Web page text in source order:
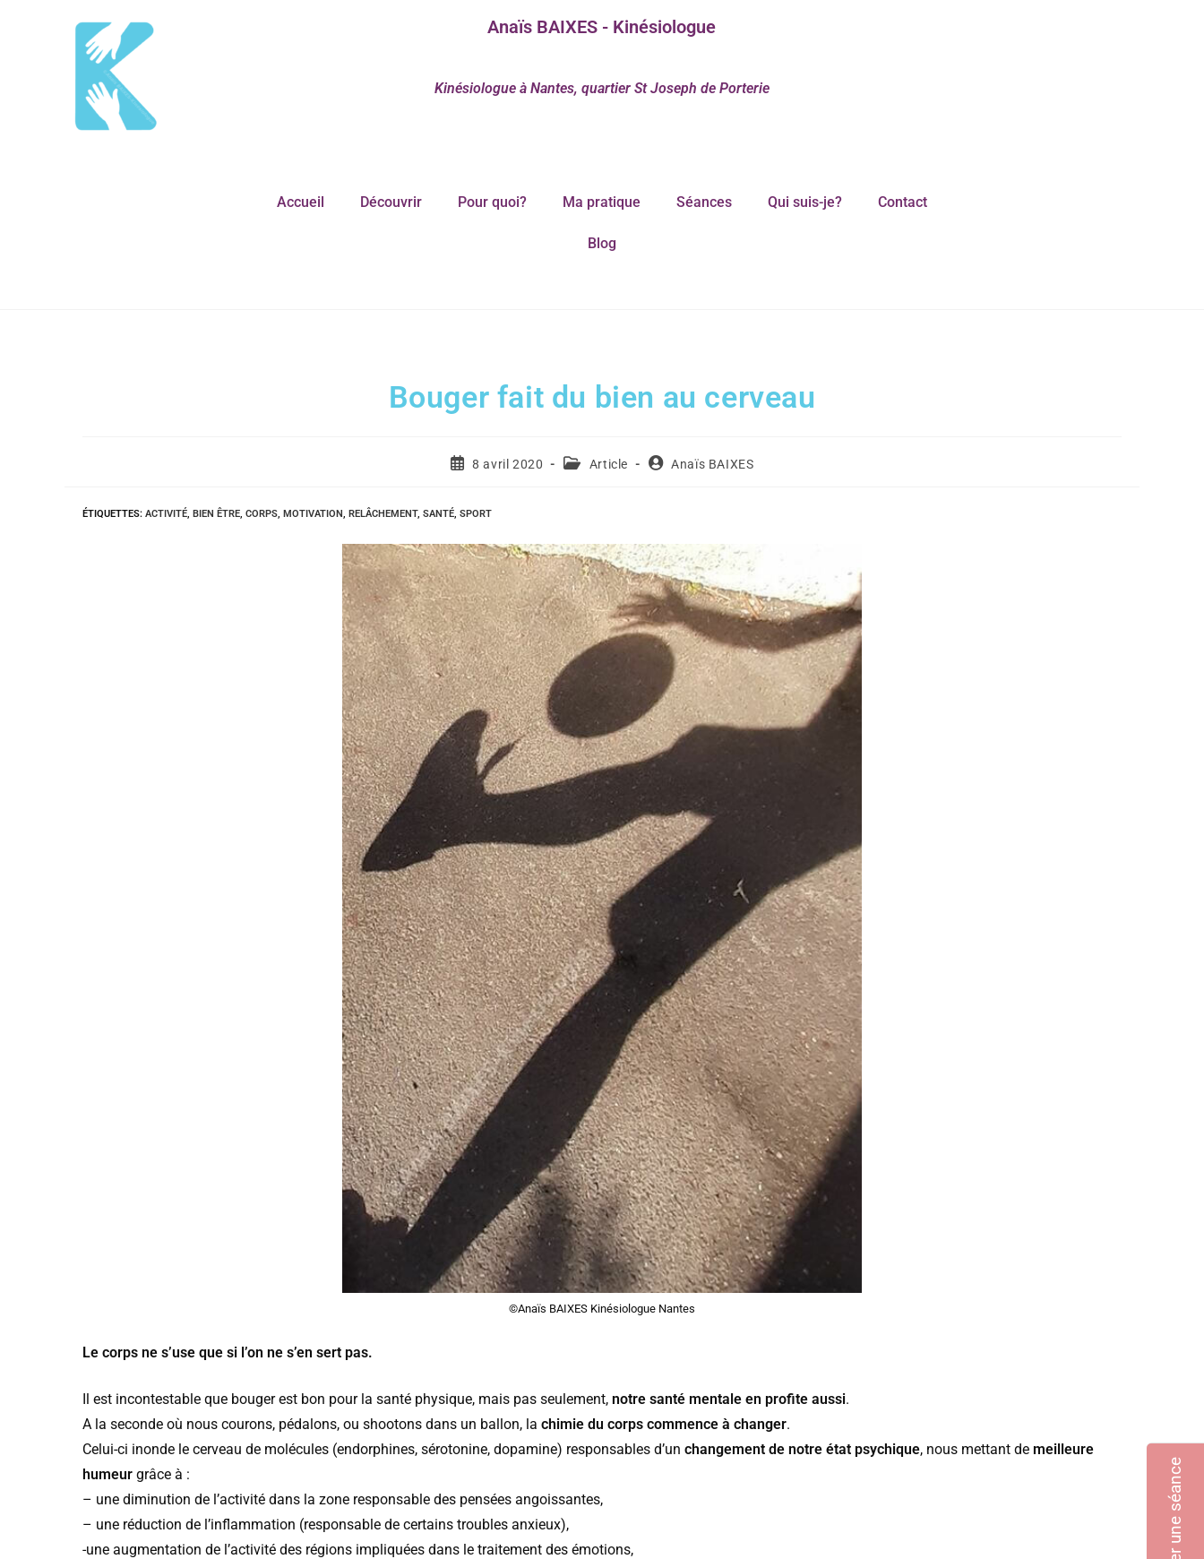
Anaïs BAIXES - Kinésiologue
Kinésiologue à Nantes, quartier St Joseph de Porterie
Accueil Découvrir Pour quoi? Ma pratique Séances Qui suis-je? Contact
Blog
Bouger fait du bien au cerveau
8 avril 2020 Article Anaïs BAIXES
ÉTIQUETTES: ACTIVITÉ, BIEN ÊTRE, CORPS, MOTIVATION, RELÂCHEMENT, SANTÉ, SPORT
©Anaïs BAIXES Kinésiologue Nantes
Le corps ne s’use que si l’on ne s’en sert pas.
Il est incontestable que bouger est bon pour la santé physique, mais pas seulement, notre santé mentale en profite aussi.
A la seconde où nous courons, pédalons, ou shootons dans un ballon, la chimie du corps commence à changer.
Celui-ci inonde le cerveau de molécules (endorphines, sérotonine, dopamine) responsables d’un changement de notre état psychique, nous mettant de meilleure
humeur grâce à :
– une diminution de l’activité dans la zone responsable des pensées angoissantes,
– une réduction de l’inflammation (responsable de certains troubles anxieux),
-une augmentation de l’activité des régions impliquées dans le traitement des émotions,